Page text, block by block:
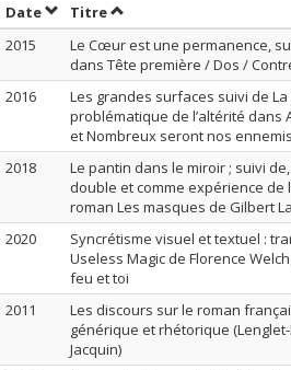
DateTrier par date en ordre croissant
TitreTrier par titre en ordre
2015
Le Cœur est une permanence,
dans Tête première / Dos /
2016
Les grandes surfaces suivi de
problématique de l’altérité dans
et Nombreux seront nos
2018
Le pantin dans le miroir ; suivi
double et comme expérience
roman Les masques de Gilbert
2020
Syncrétisme visuel et textuel :
Useless Magic de Florence
feu et toi
2011
Les discours sur le roman
générique et rhétorique
Jacquin)